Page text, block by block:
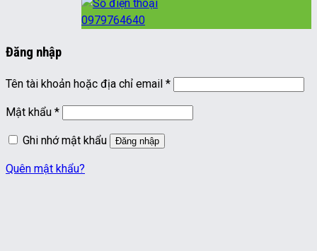
0979764640
Đăng nhập
Tên tài khoản hoặc địa chỉ email *Bắt
Mật khẩu *Bắt
Ghi nhớ mật khẩu
Đăng nhập
Quên mật khẩu?